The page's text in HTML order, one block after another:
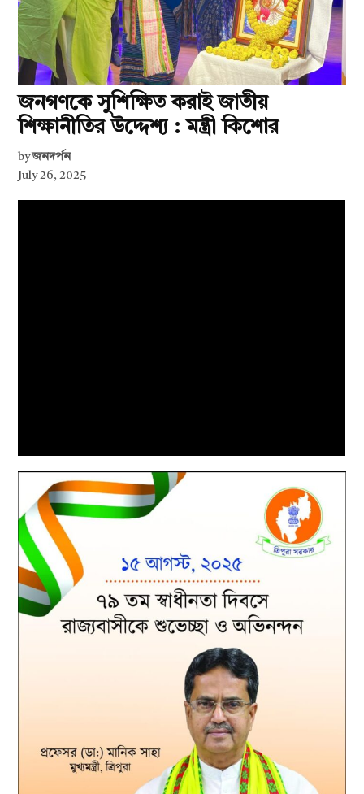
জনগণকে সুশিক্ষিত করাই জাতীয়
শিক্ষানীতির উদ্দেশ্য : মন্ত্রী কিশোর
by জনদর্পন
July 26, 2025